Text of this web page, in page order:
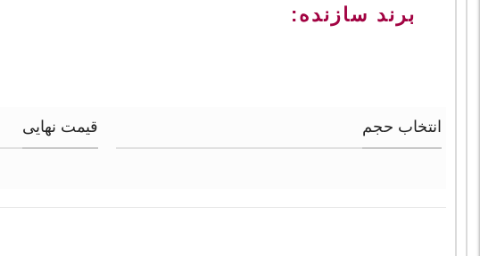
برند سازنده:
انتخاب حجم قیمت نهایی